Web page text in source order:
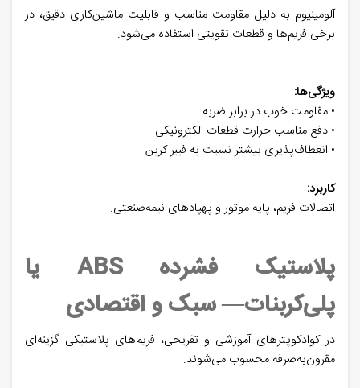
آلومینیوم به دلیل مقاومت مناسب و قابلیت ماشین‌کاری دقیق، در
برخی فریم‌ها و قطعات تقویتی استفاده می‌شود.
ویژگی‌ها:
• مقاومت خوب در برابر ضربه
• دفع مناسب حرارت قطعات الکترونیکی
• انعطاف‌پذیری بیشتر نسبت به فیبر کربن
کاربرد:
اتصالات فریم، پایه موتور و پهپادهای نیمه‌صنعتی.
پلاستیک فشرده ABS یا
پلی‌کربنات— سبک و اقتصادی
در کوادکوپترهای آموزشی و تفریحی، فریم‌های پلاستیکی گزینه‌ای
مقرون‌به‌صرفه محسوب می‌شوند.